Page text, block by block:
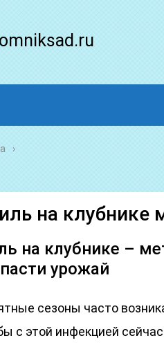
на
на клубнике –
урожай
сезоны часто
с этой инфекцией